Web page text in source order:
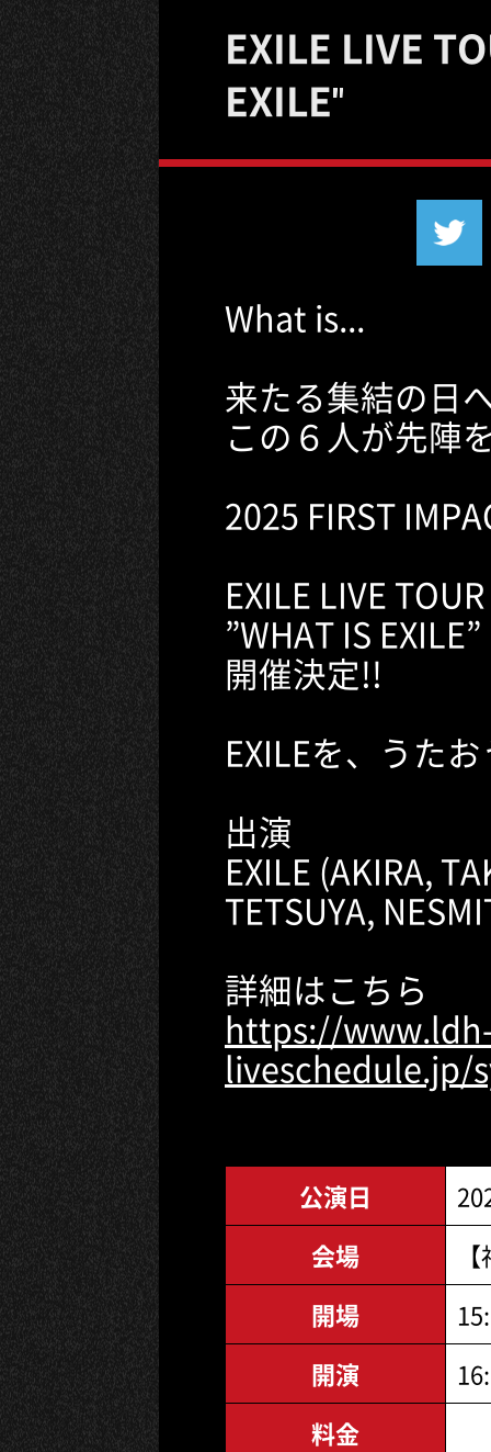
EXILE LIVE
EXILE"
What is...
来たる集結の日
この６人が先陣
2025 FIRST
EXILE LIVE
”WHAT IS EXILE”
開催決定!!
EXILEを、うた
出演
EXILE (AKIRA,
TETSUYA,
詳細はこちら
https://
liveschedule.jp/
公演日
会場
開場
開演
料金